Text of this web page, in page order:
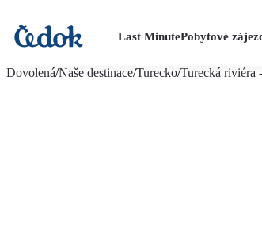
Last MinutePobytové
Dovolená/Naše destinace/Turecko/Turecká riviéra